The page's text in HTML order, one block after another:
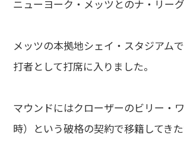
ニューヨーク・メッツとのナ・リー
メッツの本拠地シェイ・スタジアム
打者として打席に入りました。
マウンドにはクローザーのビリー・
時）という破格の契約で移籍してき